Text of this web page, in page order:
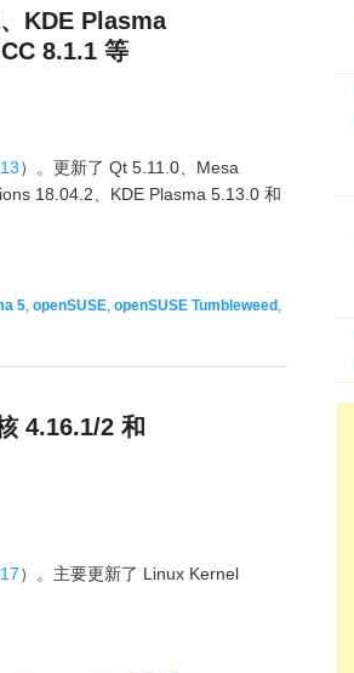
KDE Plasma
8.1.1 等
）。更新了 Qt 5.11.0、Mesa
18.04.2、KDE Plasma 5.13.0 和
5, openSUSE, openSUSE Tumbleweed,
4.16.1/2 和
）。主要更新了 Linux Kernel